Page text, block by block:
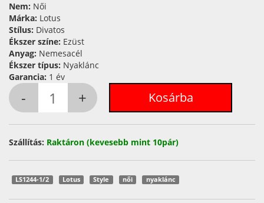
Nem: Női
Márka: Lotus
Stílus: Divatos
Ékszer színe: Ezüst
Anyag: Nemesacél
Ékszer típus: Nyaklánc
Garancia: 1 év
Szállítás: Raktáron (kevesebb mint 10pár)
LS1244-1/2 Lotus Style női nyaklánc